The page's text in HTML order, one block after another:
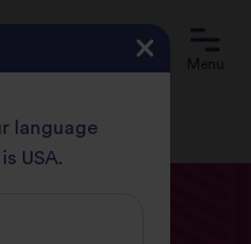
Menu
language
USA.